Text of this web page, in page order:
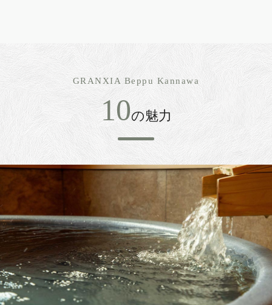
GRANXIA Beppu Kannawa
10の魅力